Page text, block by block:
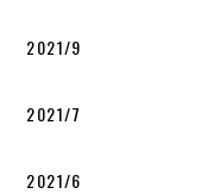
2021/9
2021/7
2021/6